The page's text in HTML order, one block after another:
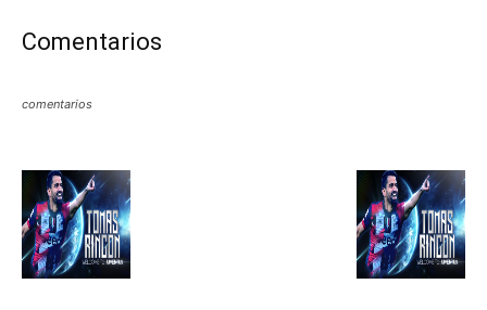
Comentarios
comentarios